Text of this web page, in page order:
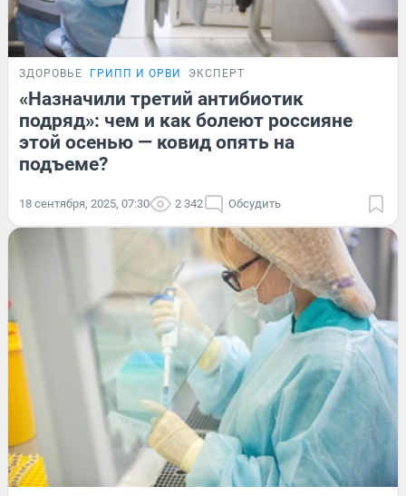
ЗДОРОВЬЕ ГРИПП И ОРВИ ЭКСПЕРТ
«Назначили третий антибиотик
подряд»: чем и как болеют россияне
этой осенью — ковид опять на
подъеме?
18 сентября, 2025, 07:30 2 342 Обсудить